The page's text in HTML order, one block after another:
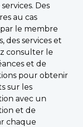
Des
au cas
le membre
des services et
consulter le
et de
pour obtenir
sur les
avec un
et de
chaque